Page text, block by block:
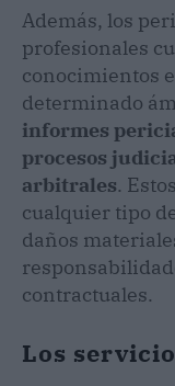
Además, los
profesionales
conocimientos
determinado
informes
procesos
arbitrales.
cualquier tipo
daños
contractuales.
Los